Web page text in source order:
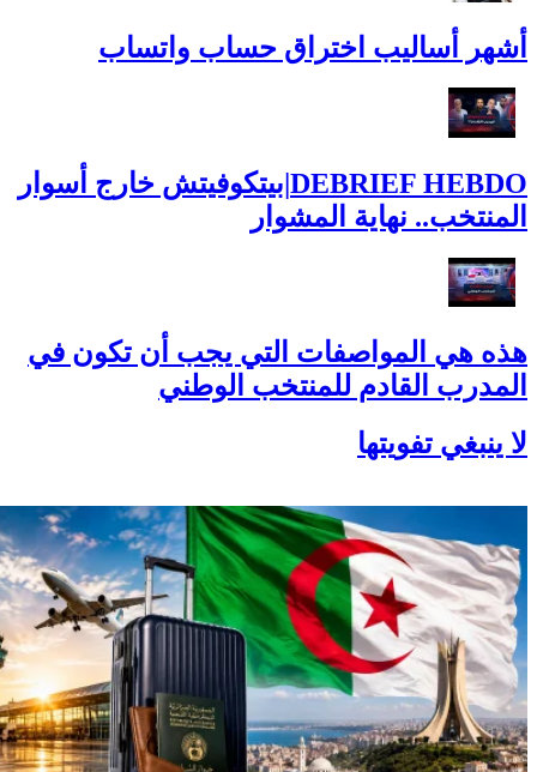
أشهر أساليب اختراق حساب واتساب
DEBRIEF HEBDO|بيتكوفيتش خارج أسوار
المنتخب.. نهاية المشوار
هذه هي المواصفات التي يجب أن تكون في
المدرب القادم للمنتخب الوطني
لا ينبغي تفويتها